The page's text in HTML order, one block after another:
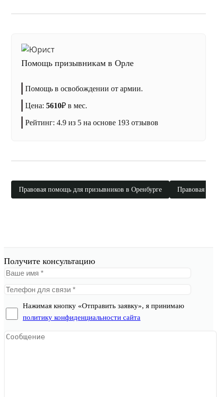
Помощь призывникам в Орле
Помощь в освобождении от армии.
Цена: 5610₽ в мес.
Рейтинг: 4.9 из 5 на основе 193 отзывов
Правовая помощь для призывников в Оренбурге Правовая
Получите консультацию
Нажимая кнопку «Отправить заявку», я принимаю
политику конфиденциальности сайта